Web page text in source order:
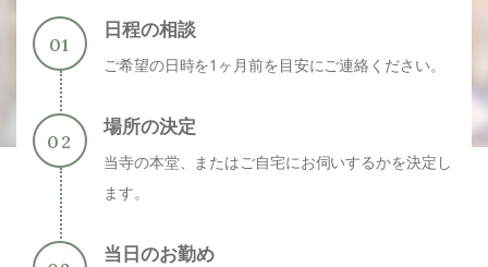
日程の相談
ご希望の日時を1ヶ月前を目安にご連絡ください。
場所の決定
当寺の本堂、またはご自宅にお伺いするかを決定し
ます。
当日のお勤め